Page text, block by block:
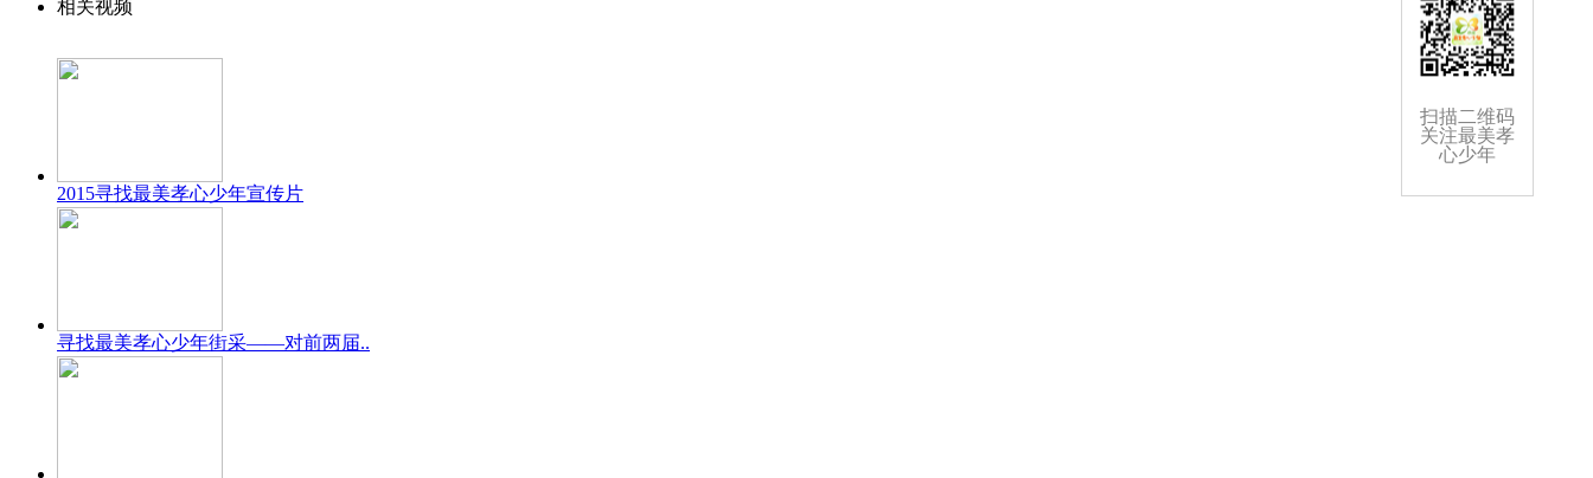
扫描二维码
关注最美孝
心少年
相关视频
2015寻找最美孝心少年宣传片
寻找最美孝心少年街采——对前两届..